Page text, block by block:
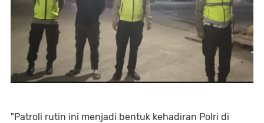
"Patroli rutin ini menjadi bentuk kehadiran Polri di